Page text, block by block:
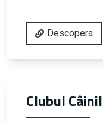
Descopera
Clubul